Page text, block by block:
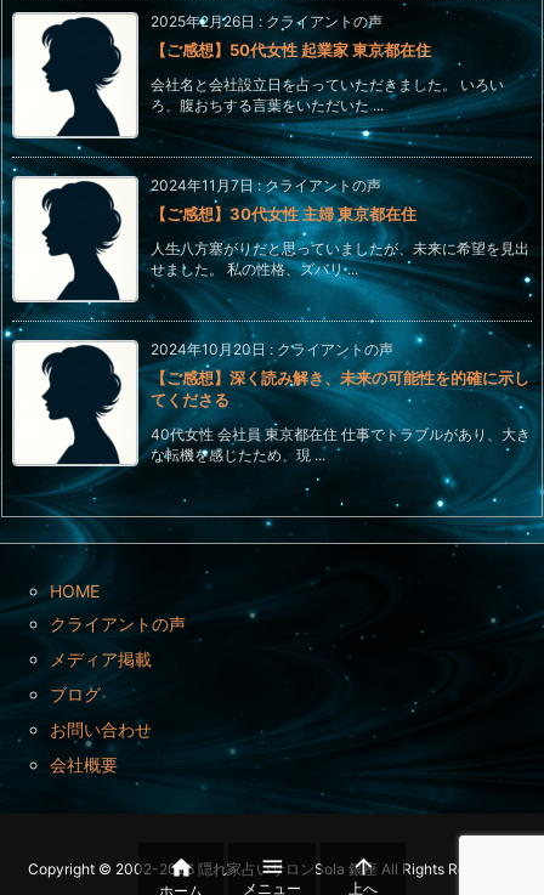
2025年2月26日 : クライアントの声
【ご感想】50代女性 起業家 東京都在住
会社名と会社設立日を占っていただきました。 いろい
ろ、腹おちする言葉をいただいた ...
2024年11月7日:クライアントの声
【ご感想】30代女性 主婦 東京都在住
人生八方塞がりだと思っていましたが、未来に希望を見出
せました。 私の性格、ズバリ ...
2024年10月20日 : クライアントの声
【ご感想】深く読み解き、未来の可能性を的確に示し
てくださる
40代女性 会社員 東京都在住 仕事でトラブルがあり、大き
な転機を感じたため、現 ...
HOME
クライアントの声
メディア掲載
ブログ
お問い合わせ
会社概要
Copyright © 2002-2026 隠れ家占いサロンSola 銀座 All Rights Reserved.

ホーム

メニュー

上へ